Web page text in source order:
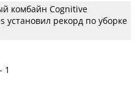
комбайн Cognitive
установил рекорд по уборке
1